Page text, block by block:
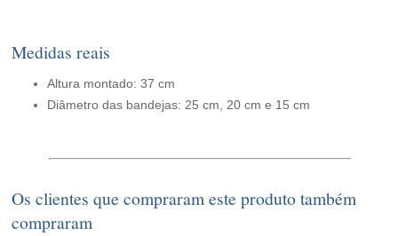
Medidas reais
Altura montado: 37 cm
Diâmetro das bandejas: 25 cm, 20 cm e 15 cm
Os clientes que compraram este produto também
compraram